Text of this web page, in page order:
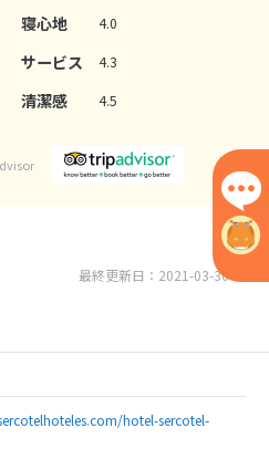
寝心地 4.0
サービス 4.3
清潔感 4.5
最終更新日：2021-03-30
hotel-sercotel-